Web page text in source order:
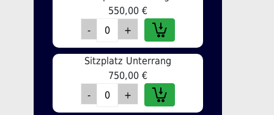
550,00 €
Sitzplatz Unterrang
750,00 €